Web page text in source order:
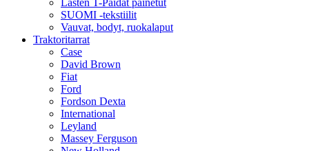
Lasten T-Paidat painetut
SUOMI -tekstiilit
Vauvat, bodyt, ruokalaput
Traktoritarrat
Case
David Brown
Fiat
Ford
Fordson Dexta
International
Leyland
Massey Ferguson